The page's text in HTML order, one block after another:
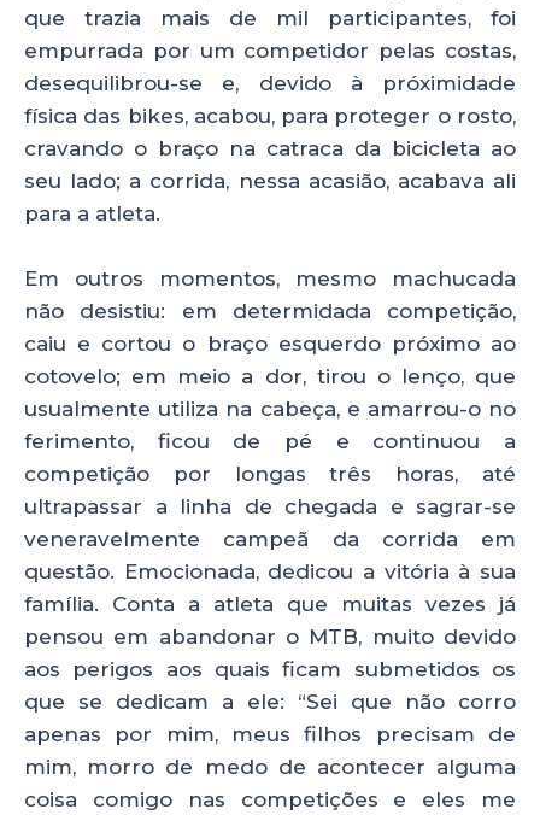
que trazia mais de mil participantes, foi
empurrada por um competidor pelas costas,
desequilibrou-se e, devido à próximidade
física das bikes, acabou, para proteger o rosto,
cravando o braço na catraca da bicicleta ao
seu lado; a corrida, nessa acasião, acabava ali
para a atleta.
Em outros momentos, mesmo machucada
não desistiu: em determidada competição,
caiu e cortou o braço esquerdo próximo ao
cotovelo; em meio a dor, tirou o lenço, que
usualmente utiliza na cabeça, e amarrou-o no
ferimento, ficou de pé e continuou a
competição por longas três horas, até
ultrapassar a linha de chegada e sagrar-se
veneravelmente campeã da corrida em
questão. Emocionada, dedicou a vitória à sua
família. Conta a atleta que muitas vezes já
pensou em abandonar o MTB, muito devido
aos perigos aos quais ficam submetidos os
que se dedicam a ele: “Sei que não corro
apenas por mim, meus filhos precisam de
mim, morro de medo de acontecer alguma
coisa comigo nas competições e eles me